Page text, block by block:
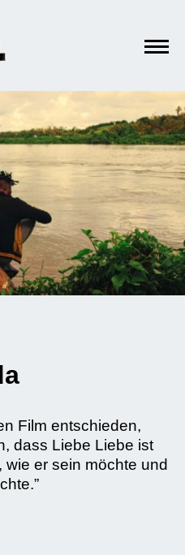
Film entschieden,
dass Liebe Liebe ist
wie er sein möchte und